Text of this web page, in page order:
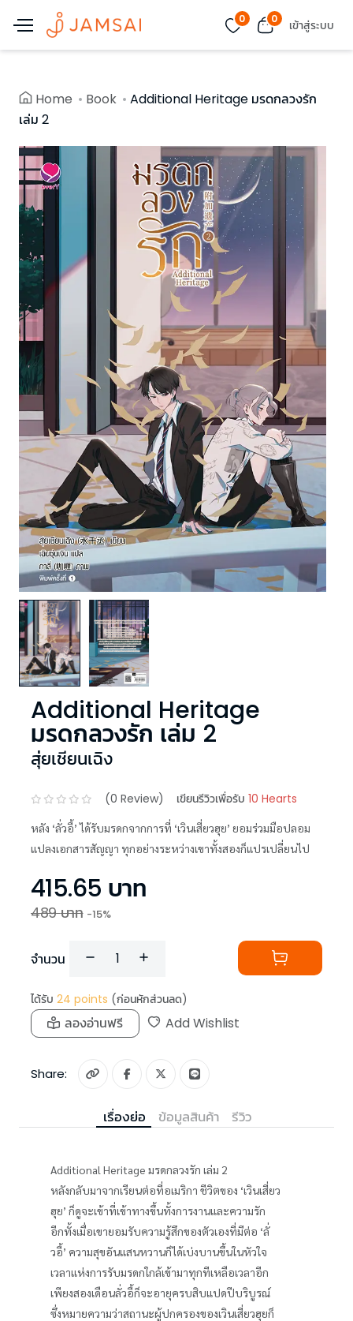
0 0 เข้าสู่ระบบ
Home Book
Additional Heritage มรดกลวงรัก
เล่ม 2
Additional Heritage
มรดกลวงรัก เล่ม 2
สุ่ยเชียนเฉิง
(0 Review) เขียนรีวิวเพื่อรับ 10 Hearts
หลัง ‘ลั่วอี้’ ได้รับมรดกจากการที่ ‘เวินเสี่ยวฮุย’ ยอมร่วมมือปลอม
แปลงเอกสารสัญญา ทุกอย่างระหว่างเขาทั้งสองก็แปรเปลี่ยนไป
415.65 บาท
489บาท -15%
จำนวน
ได้รับ 24 points (ก่อนหักส่วนลด)
ลองอ่านฟรี Add Wishlist
Share:
เรื่องย่อ ข้อมูลสินค้า รีวิว
Additional Heritage มรดกลวงรัก เล่ม 2
หลังกลับมาจากเรียนต่อที่อเมริกา ชีวิตของ ‘เวินเสี่ยว
ฮุย’ ก็ดูจะเข้าที่เข้าทางขึ้นทั้งการงานและความรัก
อีกทั้งเมื่อเขายอมรับความรู้สึกของตัวเองที่มีต่อ ‘ลั่
วอี้’ ความสุขอันแสนหวานก็ได้เบ่งบานขึ้นในหัวใจ
เวลาแห่งการรับมรดกใกล้เข้ามาทุกทีเหลือเวลาอีก
เพียงสองเดือนลั่วอี้ก็จะอายุครบสิบแปดปีบริบูรณ์
ซึ่งหมายความว่าสถานะผู้ปกครองของเวินเสี่ยวฮุยก็